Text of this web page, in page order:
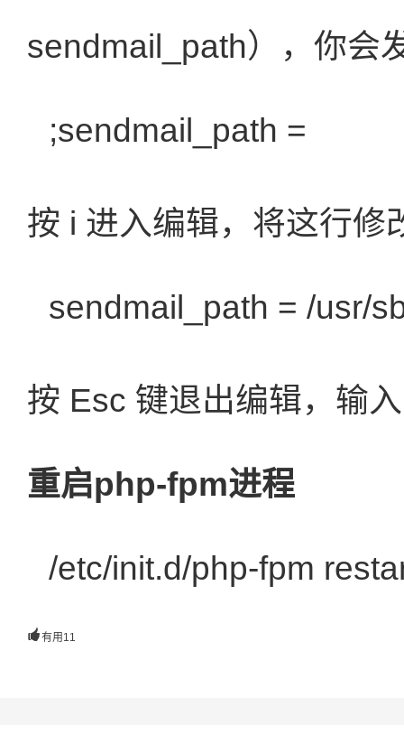
sendmail_path），你会
;sendmail_path =
按 i 进入编辑，将这行修
sendmail_path = /usr/
按 Esc 键退出编辑，输
重启php-fpm进程
/etc/init.d/php-fpm
有用 11